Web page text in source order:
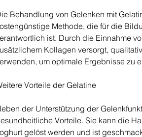
Behandlung von Gelenken mit
Methode, die für die
ist. Durch die Einnahme
Kollagen versorgt,
um optimale Ergebnisse zu
Vorteile der Gelatine
der Unterstützung der
Vorteile. Sie kann die
gelöst werden und ist